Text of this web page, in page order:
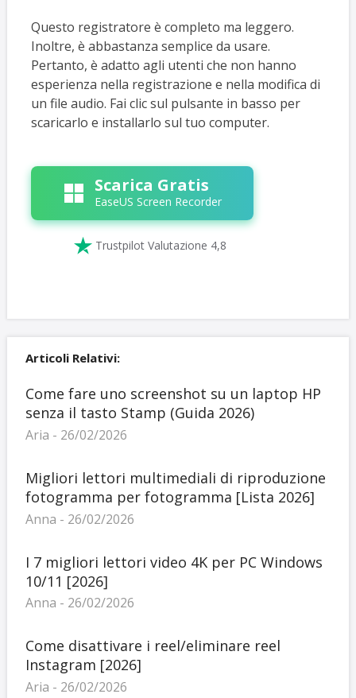
Questo registratore è completo ma leggero.
Inoltre, è abbastanza semplice da usare.
Pertanto, è adatto agli utenti che non hanno
esperienza nella registrazione e nella modifica di
un file audio. Fai clic sul pulsante in basso per
scaricarlo e installarlo sul tuo computer.
Scarica Gratis
EaseUS Screen Recorder
 Trustpilot Valutazione 4,8
Articoli Relativi:
Come fare uno screenshot su un laptop HP
senza il tasto Stamp (Guida 2026)
Aria - 26/02/2026
Migliori lettori multimediali di riproduzione
fotogramma per fotogramma [Lista 2026]
Anna - 26/02/2026
I 7 migliori lettori video 4K per PC Windows
10/11 [2026]
Anna - 26/02/2026
Come disattivare i reel/eliminare reel
Instagram [2026]
Aria - 26/02/2026